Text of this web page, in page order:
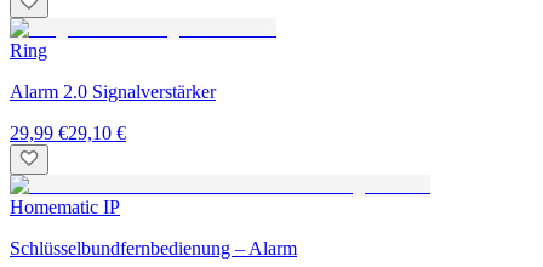
Ring
Alarm 2.0 Signalverstärker
29,99 €29,10 €
Homematic IP
Schlüsselbundfernbedienung – Alarm